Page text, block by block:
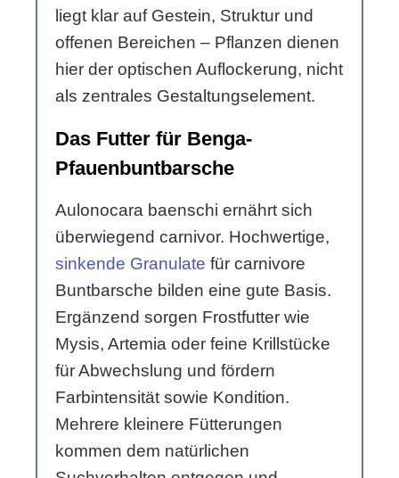
liegt klar auf Gestein, Struktur und
offenen Bereichen – Pflanzen dienen
hier der optischen Auflockerung, nicht
als zentrales Gestaltungselement.
Das Futter für Benga-
Pfauenbuntbarsche
Aulonocara baenschi ernährt sich
überwiegend carnivor. Hochwertige,
sinkende Granulate für carnivore
Buntbarsche bilden eine gute Basis.
Ergänzend sorgen Frostfutter wie
Mysis, Artemia oder feine Krillstücke
für Abwechslung und fördern
Farbintensität sowie Kondition.
Mehrere kleinere Fütterungen
kommen dem natürlichen